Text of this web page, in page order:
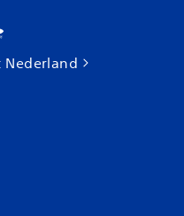
Nederland